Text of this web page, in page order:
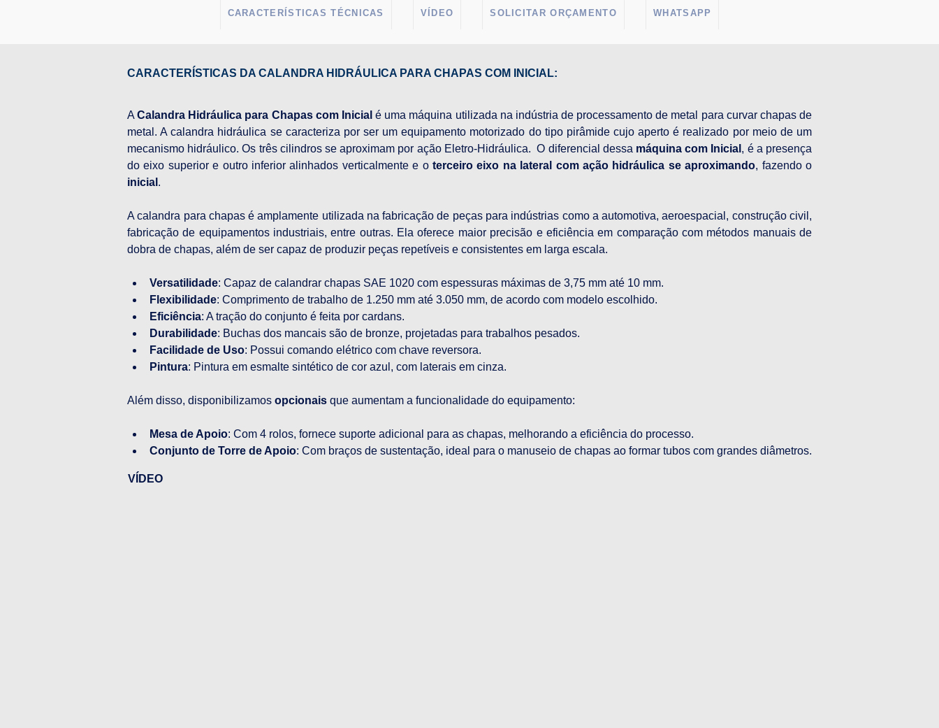
CARACTERÍSTICAS TÉCNICAS VÍDEO SOLICITAR ORÇAMENTO WHATSAPP
CARACTERÍSTICAS DA CALANDRA HIDRÁULICA PARA CHAPAS COM INICIAL:
A Calandra Hidráulica para Chapas com Inicial é uma máquina utilizada na indústria de processamento de metal para curvar chapas de
metal. A calandra hidráulica se caracteriza por ser um equipamento motorizado do tipo pirâmide cujo aperto é realizado por meio de um
mecanismo hidráulico. Os três cilindros se aproximam por ação Eletro-Hidráulica.  O diferencial dessa máquina com Inicial , é a presença
do eixo superior e outro inferior alinhados verticalmente e o terceiro eixo na lateral com ação hidráulica se aproximando
inicial .
A calandra para chapas é amplamente utilizada na fabricação de peças para indústrias como a automotiva, aeroespacial, construção civil,
fabricação de equipamentos industriais, entre outras. Ela oferece maior precisão e eficiência em comparação com métodos manuais de
dobra de chapas, além de ser capaz de produzir peças repetíveis e consistentes em larga escala.
Versatilidade: Capaz de calandrar chapas SAE 1020 com espessuras máximas de 3,75 mm até 10 mm.
Flexibilidade: Comprimento de trabalho de 1.250 mm até 3.050 mm, de acordo com modelo escolhido.
Eficiência: A tração do conjunto é feita por cardans.
Durabilidade: Buchas dos mancais são de bronze, projetadas para trabalhos pesados.
Facilidade de Uso: Possui comando elétrico com chave reversora.
Pintura: Pintura em esmalte sintético de cor azul, com laterais em cinza.
Além disso, disponibilizamos opcionais que aumentam a funcionalidade do equipamento:
Mesa de Apoio: Com 4 rolos, fornece suporte adicional para as chapas, melhorando a eficiência do processo.
Conjunto de Torre de Apoio: Com braços de sustentação, ideal para o manuseio de chapas ao formar tubos com grandes diâmetros.
VÍDEO